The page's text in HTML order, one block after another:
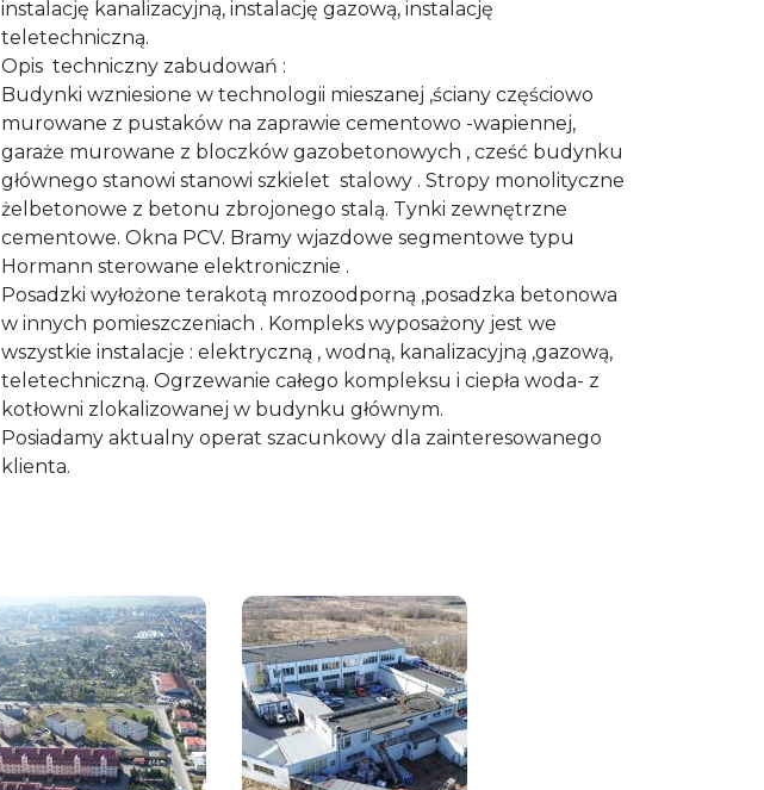
instalację kanalizacyjną, instalację gazową, instalację
teletechniczną.
Opis techniczny zabudowań :
Budynki wzniesione w technologii mieszanej ,ściany częściowo
murowane z pustaków na zaprawie cementowo -wapiennej,
garaże murowane z bloczków gazobetonowych , cześć budynku
głównego stanowi stanowi szkielet stalowy . Stropy monolityczne
żelbetonowe z betonu zbrojonego stalą. Tynki zewnętrzne
cementowe. Okna PCV. Bramy wjazdowe segmentowe typu
Hormann sterowane elektronicznie .
Posadzki wyłożone terakotą mrozoodporną ,posadzka betonowa
w innych pomieszczeniach . Kompleks wyposażony jest we
wszystkie instalacje : elektryczną , wodną, kanalizacyjną ,gazową,
teletechniczną. Ogrzewanie całego kompleksu i ciepła woda- z
kotłowni zlokalizowanej w budynku głównym.
Posiadamy aktualny operat szacunkowy dla zainteresowanego
klienta.